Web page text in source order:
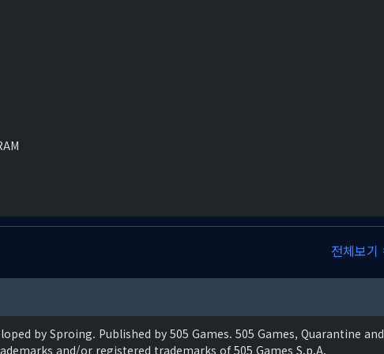
전체보기
by Sproing. Published by 505 Games. 505 Games, Quarantine and
and/or registered trademarks of 505 Games S.p.A.